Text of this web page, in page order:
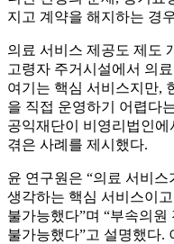
지고 계약을 해지하는 경
의료 서비스 제공도 제도
고령자 주거시설에서 의
여기는 핵심 서비스지만,
을 직접 운영하기 어렵다
공익재단이 비영리법인
겪은 사례를 제시했다.
윤 연구원은 “의료 서비
생각하는 핵심 서비스이
불가능했다”며 “부속의
불가능했다”고 설명했다.